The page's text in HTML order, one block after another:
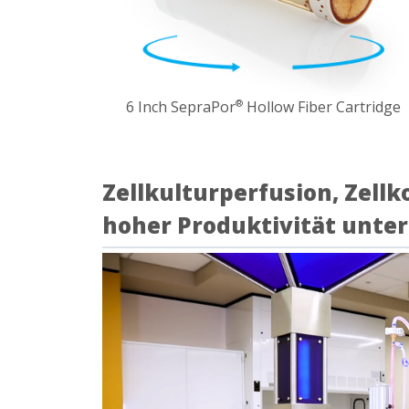
6 Inch SepraPor® Hollow Fiber Cartridge
Zellkulturperfusion,
hoher Produktivität unter